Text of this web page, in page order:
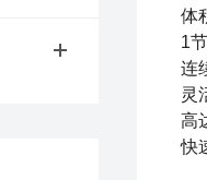
体
1
连
灵
高
快